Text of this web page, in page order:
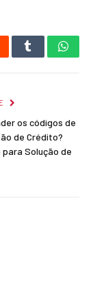
Tumblr
os códigos de
de Crédito?
para Solução de